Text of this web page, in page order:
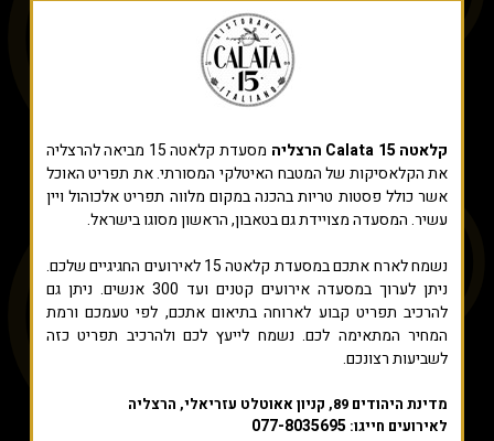
קלאטה 15 Calata הרצליה מסעדת קלאטה 15
מביאה להרצליה
את הקלאסיקות של המטבח האיטלקי המסורתי. את תפריט האוכל
אשר כולל פסטות טריות בהכנה במקום מלווה תפריט אלכוהול ויין
עשיר. המסעדה מצויידת גם בטאבון, הראשון מסוגו בישראל.
נשמח לארח אתכם במסעדת קלאטה 15 לאירועים החגיגיים שלכם.
ניתן לערוך במסעדה אירועים קטנים ועד 300 אנשים. ניתן גם
להרכיב תפריט קבוע לארוחה בתיאום אתכם, לפי טעמכם ורמת
המחיר המתאימה לכם. נשמח לייעץ לכם ולהרכיב תפריט כזה
לשביעות רצונכם.
מדינת היהודים 89, קניון אאוטלט עזריאלי, הרצליה
לאירועים חייגו: 077-8035695